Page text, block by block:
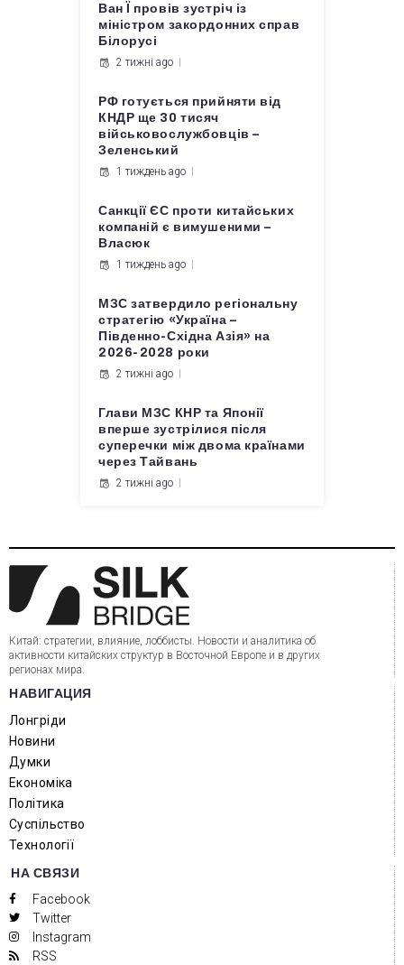
Ван Ї провів зустріч із
міністром закордонних справ
Білорусі
2 тижні ago
РФ готується прийняти від
КНДР ще 30 тисяч
військовослужбовців –
Зеленський
1 тиждень ago
Санкції ЄС проти китайських
компаній є вимушеними –
Власюк
1 тиждень ago
МЗС затвердило регіональну
стратегію «Україна –
Південно-Східна Азія» на
2026-2028 роки
2 тижні ago
Глави МЗС КНР та Японії
вперше зустрілися після
суперечки між двома країнами
через Тайвань
2 тижні ago
Китай: стратегии, влияние, лоббисты. Новости и аналитика об
активности китайских структур в Восточной Европе и в других
регионах мира.
НАВИГАЦИЯ
Лонгріди
Новини
Думки
Економіка
Політика
Суспільство
Технології
НА СВЯЗИ
Facebook
Twitter
Instagram
RSS